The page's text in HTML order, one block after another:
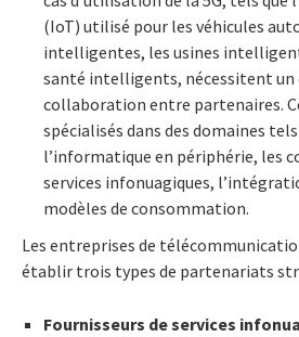
(IoT) utilisé pour les véhicules
intelligentes, les usines
santé intelligents, nécessitent un
collaboration entre partenaires.
spécialisés dans des domaines
l’informatique en périphérie, les
services infonuagiques,
modèles de consommation.
Les entreprises de
établir trois types de partenariats
Fournisseurs de services